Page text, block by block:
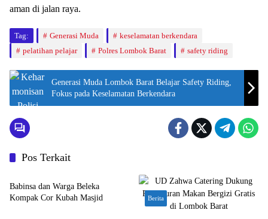
aman di jalan raya.
Tag: Generasi Muda
keselamatan berkendara
pelatihan pelajar
Polres Lombok Barat safety riding
Generasi Muda Lombok Barat Belajar Safety Riding,
Fokus pada Keselamatan Berkendara
Pos Terkait
Bakti Sosial
Babinsa dan Warga Beleka
Kompak Cor Kubah Masjid
Berita